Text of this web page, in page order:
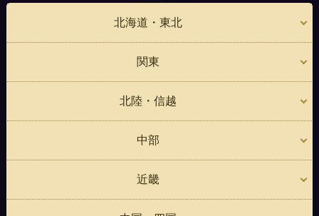
北海道・東北
関東
北陸・信越
中部
近畿